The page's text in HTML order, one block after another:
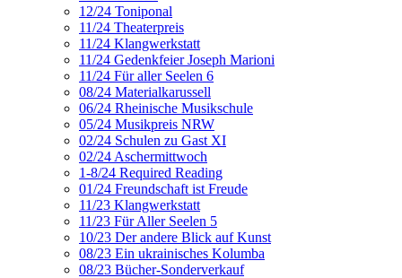
12/24 Toniponal
11/24 Theaterpreis
11/24 Klangwerkstatt
11/24 Gedenkfeier Joseph Marioni
11/24 Für aller Seelen 6
08/24 Materialkarussell
06/24 Rheinische Musikschule
05/24 Musikpreis NRW
02/24 Schulen zu Gast XI
02/24 Aschermittwoch
1-8/24 Required Reading
01/24 Freundschaft ist Freude
11/23 Klangwerkstatt
11/23 Für Aller Seelen 5
10/23 Der andere Blick auf Kunst
08/23 Ein ukrainisches Kolumba
08/23 Bücher-Sonderverkauf